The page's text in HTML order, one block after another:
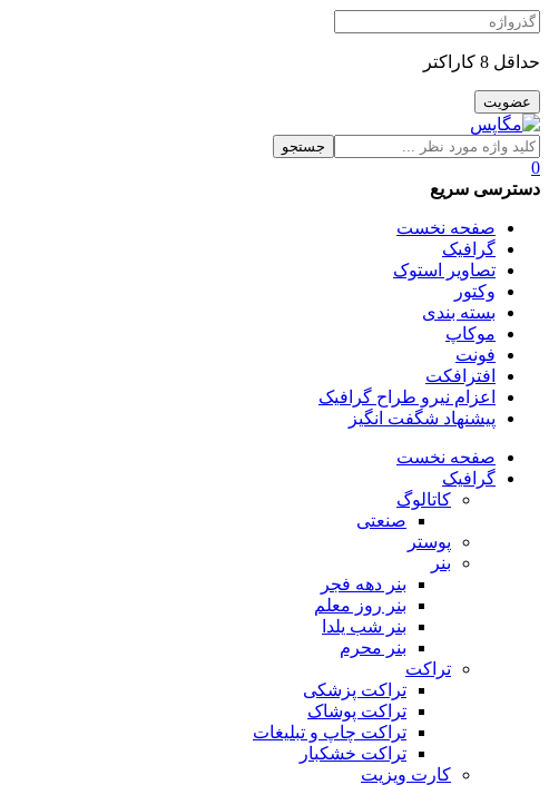
حداقل 8 کاراکتر
جستجو
0
دسترسی سریع
صفحه نخست
گرافیک
تصاویر استوک
وکتور
بسته بندی
موکاپ
فونت
افترافکت
اعزام نیرو طراح گرافیک
پیشنهاد شگفت انگیز
صفحه نخست
گرافیک
کاتالوگ
صنعتی
پوستر
بنر
بنر دهه فجر
بنر روز معلم
بنر شب یلدا
بنر محرم
تراکت
تراکت پزشکی
تراکت پوشاک
تراکت چاپ و تبلیغات
تراکت خشکبار
کارت ویزیت